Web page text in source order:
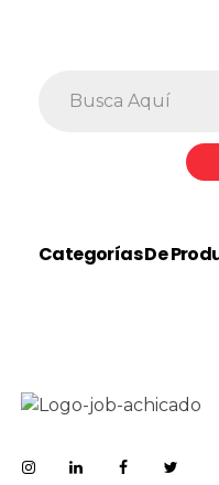
Categorías De
Fundas